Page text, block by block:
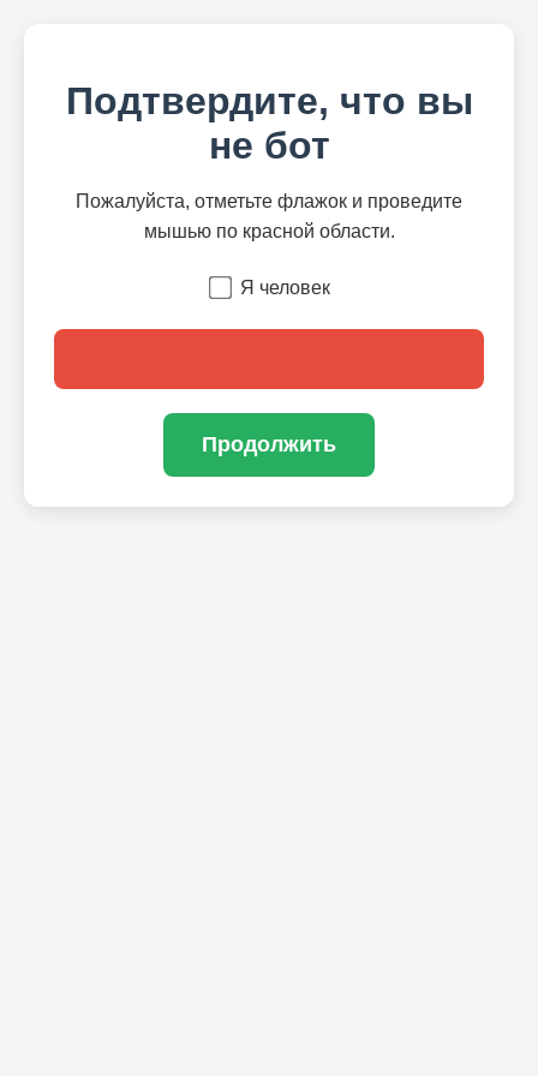
Подтвердите, что вы
не бот
Пожалуйста, отметьте флажок и проведите
мышью по красной области.
Я человек
Продолжить